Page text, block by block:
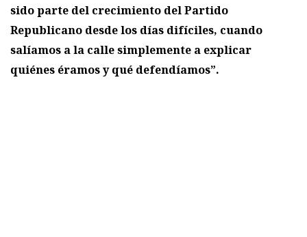
sido parte del crecimiento del Partido
Republicano desde los días difíciles, cuando
salíamos a la calle simplemente a explicar
quiénes éramos y qué defendíamos”.